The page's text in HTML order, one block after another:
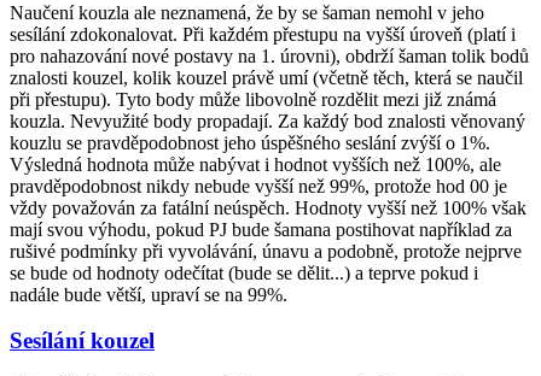
Naučení kouzla ale neznamená, že by se šaman nemohl v jeho
sesílání zdokonalovat. Při každém přestupu na vyšší úroveň (platí i
pro nahazování nové postavy na 1. úrovni), obdrží šaman tolik bodů
znalosti kouzel, kolik kouzel právě umí (včetně těch, která se naučil
při přestupu). Tyto body může libovolně rozdělit mezi již známá
kouzla. Nevyužité body propadají. Za každý bod znalosti věnovaný
kouzlu se pravděpodobnost jeho úspěšného seslání zvýší o 1%.
Výsledná hodnota může nabývat i hodnot vyšších než 100%, ale
pravděpodobnost nikdy nebude vyšší než 99%, protože hod 00 je
vždy považován za fatální neúspěch. Hodnoty vyšší než 100% však
mají svou výhodu, pokud PJ bude šamana postihovat například za
rušivé podmínky při vyvolávání, únavu a podobně, protože nejprve
se bude od hodnoty odečítat (bude se dělit...) a teprve pokud i
nadále bude větší, upraví se na 99%.
Sesílání kouzel